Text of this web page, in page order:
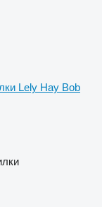
Lely Hay Bob